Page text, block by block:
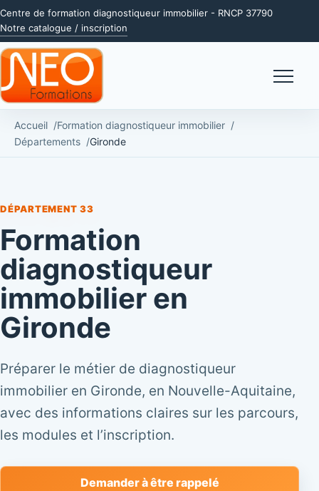
Centre de formation diagnostiqueur immobilier - RNCP 37790
Notre catalogue / inscription
Accueil
Formation diagnostiqueur immobilier
Départements
Gironde
DÉPARTEMENT 33
Formation
diagnostiqueur
immobilier en
Gironde
Préparer le métier de diagnostiqueur
immobilier en Gironde, en Nouvelle-Aquitaine,
avec des informations claires sur les parcours,
les modules et l’inscription.
Demander à être rappelé